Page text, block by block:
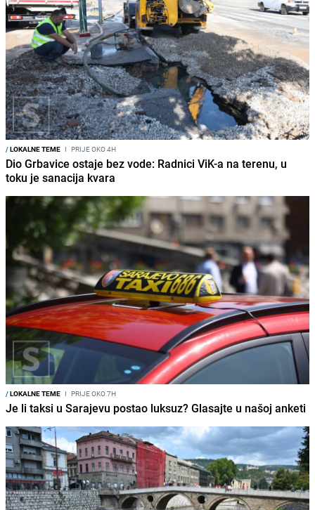
/LOKALNE TEME I PRIJE OKO 4H
Dio Grbavice ostaje bez vode: Radnici ViK-a na terenu, u
toku je sanacija kvara
/LOKALNE TEME I PRIJE OKO 7H
Je li taksi u Sarajevu postao luksuz? Glasajte u našoj anketi